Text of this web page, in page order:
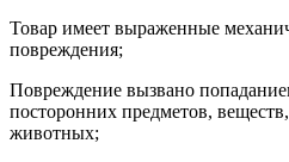
Товар имеет выраженные
повреждения;
Повреждение вызвано
посторонних предметов,
животных;